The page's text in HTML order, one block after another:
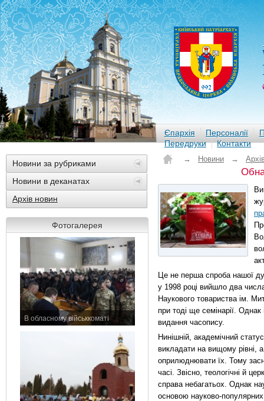
Єпархія Персоналії
Передруки
Контакти
Новини за рубриками
Новини в деканатах
Архів новин
Фотогалерея
В обласному військкоматі
→ Новини →
Це не перша спроба нашої
у 1998 році вийшло два
Наукового товариства ім.
при тоді ще семінарії. Однак
видання часопису.
Нинішній, академічний
викладати на вищому рівні,
оприлюднювати їх. Тому
часі. Звісно, теологічні й
справа небагатьох. Однак
основою науково-